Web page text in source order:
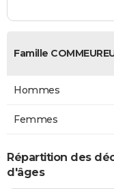
Famille
Hommes
Femmes
Répartition des
d'âges